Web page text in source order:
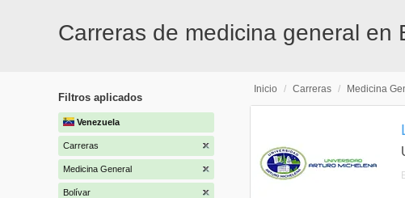
Carreras de medicina general en
Filtros aplicados
Venezuela
Carreras
Medicina General
Bolívar
Inicio / Carreras / Medicina